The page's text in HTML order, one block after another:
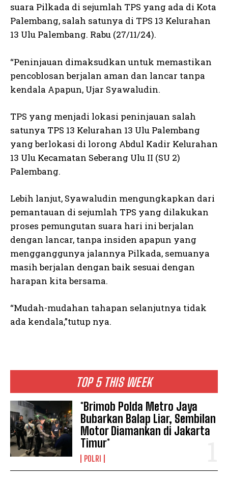
TOP 5 THIS WEEK
*Brimob Polda Metro Jaya
Bubarkan Balap Liar, Sembilan
Motor Diamankan di Jakarta
Timur*
POLRI
suara Pilkada di sejumlah TPS yang ada di Kota
Palembang, salah satunya di TPS 13 Kelurahan
13 Ulu Palembang. Rabu (27/11/24).
“Peninjauan dimaksudkan untuk memastikan
pencoblosan berjalan aman dan lancar tanpa
kendala Apapun, Ujar Syawaludin.
TPS yang menjadi lokasi peninjauan salah
satunya TPS 13 Kelurahan 13 Ulu Palembang
yang berlokasi di lorong Abdul Kadir Kelurahan
13 Ulu Kecamatan Seberang Ulu II (SU 2)
Palembang.
Lebih lanjut, Syawaludin mengungkapkan dari
pemantauan di sejumlah TPS yang dilakukan
proses pemungutan suara hari ini berjalan
dengan lancar, tanpa insiden apapun yang
mengganggunya jalannya Pilkada, semuanya
masih berjalan dengan baik sesuai dengan
harapan kita bersama.
“Mudah-mudahan tahapan selanjutnya tidak
ada kendala,”tutup nya.